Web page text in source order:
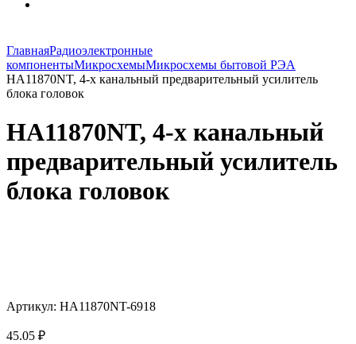
ГлавнаяРадиоэлектронные
компонентыМикросхемыМикросхемы бытовой РЭА
HA11870NT, 4-х канальный предварительный усилитель
блока головок
HA11870NT, 4-х канальный
предварительный усилитель
блока головок
Артикул: HA11870NT-6918
45.05 ₽